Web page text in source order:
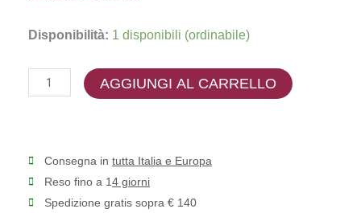
Disponibilità: 1 disponibili (ordinabile)
Christie's
CS5760
quantità
AGGIUNGI AL CARRELLO
Consegna in tutta Italia e Europa
Reso fino a 14 giorni
Spedizione gratis sopra € 140